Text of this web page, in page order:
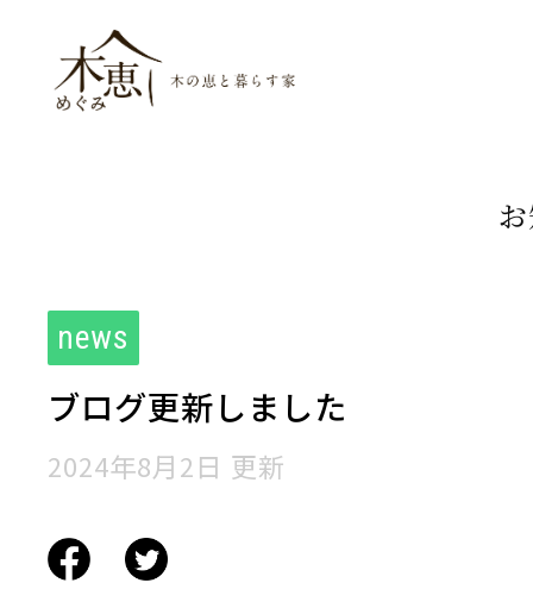
news
ブログ更新しました
2024年8月2日 更新